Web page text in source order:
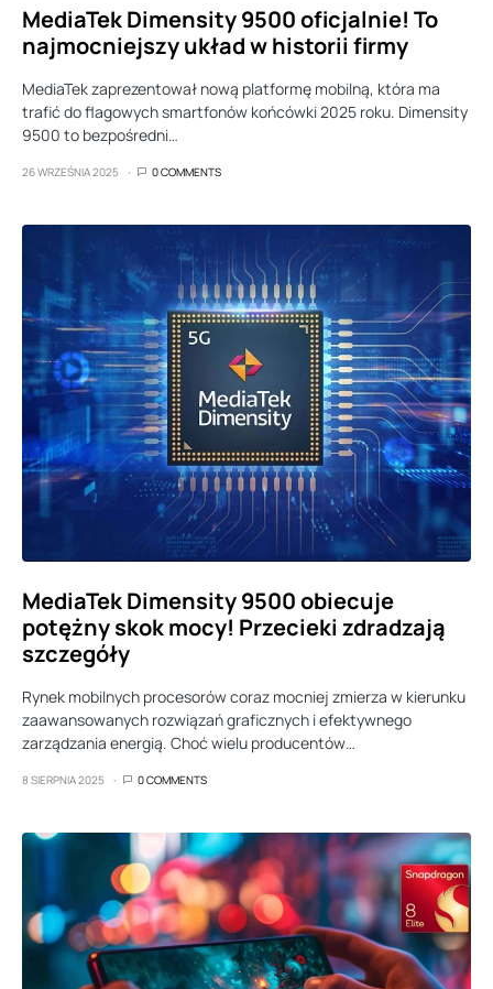
MediaTek Dimensity 9500 oficjalnie! To
najmocniejszy układ w historii firmy
MediaTek zaprezentował nową platformę mobilną, która ma
trafić do flagowych smartfonów końcówki 2025 roku. Dimensity
9500 to bezpośredni…
26 WRZEŚNIA 2025 0 COMMENTS
MediaTek Dimensity 9500 obiecuje
potężny skok mocy! Przecieki zdradzają
szczegóły
Rynek mobilnych procesorów coraz mocniej zmierza w kierunku
zaawansowanych rozwiązań graficznych i efektywnego
zarządzania energią. Choć wielu producentów…
8 SIERPNIA 2025 0 COMMENTS